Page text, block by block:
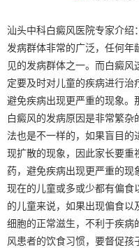
汕头中科白癜风医院专家介绍
发病群体非常的广泛，任何年
见的发病群体之一。而白癜
定要及时对儿童的疾病进行治
避免疾病出现更严重的现象。
白癜风的发病原因是非常繁
法也是不一样的，如果盲目的
现扩散的现象，因此家长要重
药，避免疾病出现更严重的现
现在的儿童或多或少都有偏食
的儿童来说，如果出现偏食
细胞的正常滋生，不利于疾病
风患者的饮食习惯，要督促